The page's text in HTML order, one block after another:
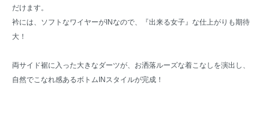
だけます。
衿には、ソフトなワイヤーがINなので、『出来る女子』な仕上がりも期待
大！
両サイド裾に入った大きなダーツが、お洒落ルーズな着こなしを演出し、
自然でこなれ感あるボトムINスタイルが完成！